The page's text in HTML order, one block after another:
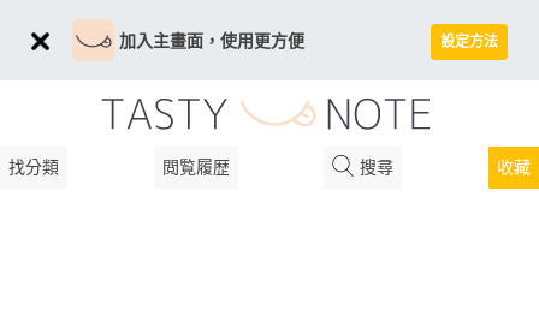
加入主畫面，使用更方便 設定方法
找分類 閲覧履歴 搜尋 收藏